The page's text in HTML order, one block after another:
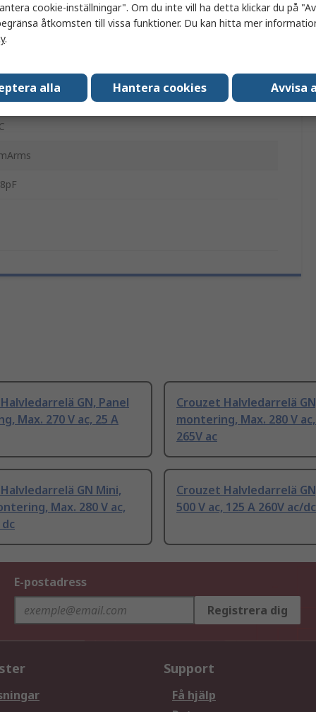
60068-2-6, IEC/EN61000-4-5, IEC 60068-2-27,
EN61000-4-4
GN, Panel
Max. 270 V ac, 25 A
Crouzet Halvledarrelä
montering, Max. 280 V
265V ac
GN Mini,
Max. 280 V ac,
dc
Crouzet Halvledarrelä
500 V ac, 125 A 260V ac/dc
E-postadress
Registrera dig
Support
Få hjälp
cookie-inställningar". Om du inte vill ha detta klickar du på
åtkomsten till vissa funktioner. Du kan hitta mer
.
alla Hantera cookies Avvisa